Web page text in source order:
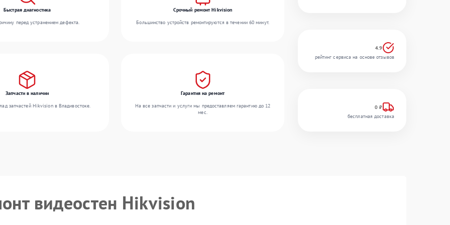
Быстрая диагностика
перед устранением дефекта.
Срочный ремонт Hikvision
Большинство устройств ремонтируются в течении 60 минут.
Запчасти в наличии
запчастей Hikvision в Владивостоке.
Гарантия на ремонт
На все запчасти и услуги мы предоставляем гарантию до 12
мес.
4.9
рейтинг сервиса на основе отзывов
0 ₽
бесплатная доставка
видеостен Hikvision